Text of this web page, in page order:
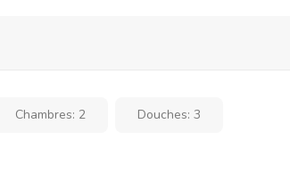
Chambres: 2 Douches: 3